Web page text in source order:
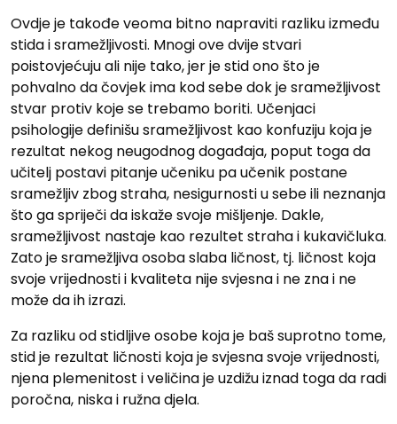
Ovdje je takođe veoma bitno napraviti razliku između
stida i sramežljivosti. Mnogi ove dvije stvari
poistovjećuju ali nije tako, jer je stid ono što je
pohvalno da čovjek ima kod sebe dok je sramežljivost
stvar protiv koje se trebamo boriti. Učenjaci
psihologije definišu sramežljivost kao konfuziju koja je
rezultat nekog neugodnog događaja, poput toga da
učitelj postavi pitanje učeniku pa učenik postane
sramežljiv zbog straha, nesigurnosti u sebe ili neznanja
što ga spriječi da iskaže svoje mišljenje. Dakle,
sramežljivost nastaje kao rezultet straha i kukavičluka.
Zato je sramežljiva osoba slaba ličnost, tj. ličnost koja
svoje vrijednosti i kvaliteta nije svjesna i ne zna i ne
može da ih izrazi.
Za razliku od stidljive osobe koja je baš suprotno tome,
stid je rezultat ličnosti koja je svjesna svoje vrijednosti,
njena plemenitost i veličina je uzdižu iznad toga da radi
poročna, niska i ružna djela.